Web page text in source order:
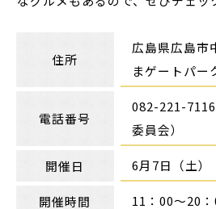
住所
広島県広島市
まゲートパー
電話番号
082-221-
委員会）
開催日 6月7日（土）
開催時間 11：00～20